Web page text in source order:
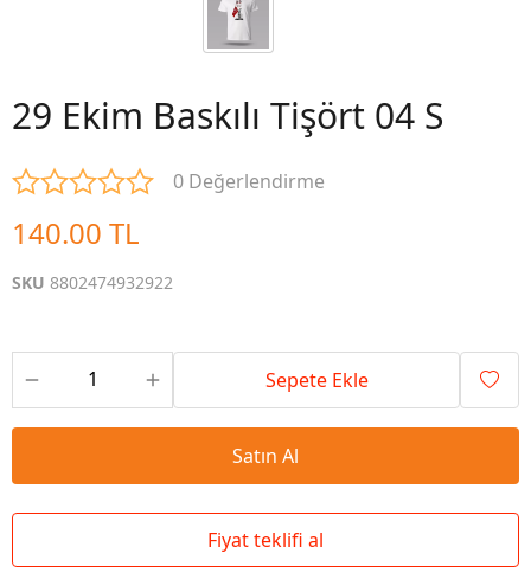
29 Ekim Baskılı Tişört 04 S
0 Değerlendirme
140.00 TL
SKU 8802474932922
Sepete Ekle
Satın Al
Fiyat teklifi al